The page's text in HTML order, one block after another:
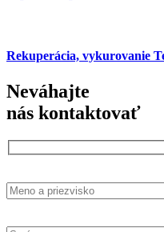
Rekuperácia, vykurovanie
Neváhajte
nás kontaktovať